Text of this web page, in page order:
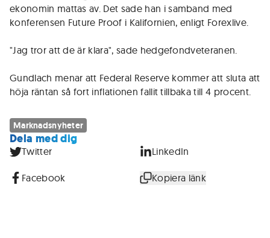
ekonomin mattas av. Det sade han i samband med
konferensen Future Proof i Kalifornien, enligt Forexlive.
"Jag tror att de är klara", sade hedgefondveteranen.
Gundlach menar att Federal Reserve kommer att sluta att
höja räntan så fort inflationen fallit tillbaka till 4 procent.
Marknadsnyheter
Dela med dig
Twitter LinkedIn
Facebook Kopiera länk